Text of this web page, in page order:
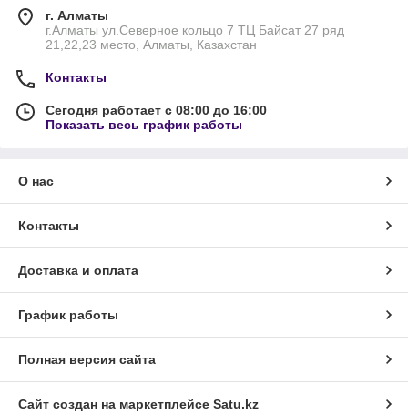
г. Алматы
г.Алматы ул.Северное кольцо 7 ТЦ Байсат 27 ряд
21,22,23 место, Алматы, Казахстан
Контакты
Сегодня работает с 08:00 до 16:00
Показать весь график работы
О нас
Контакты
Доставка и оплата
График работы
Полная версия сайта
Сайт создан на маркетплейсе Satu.kz